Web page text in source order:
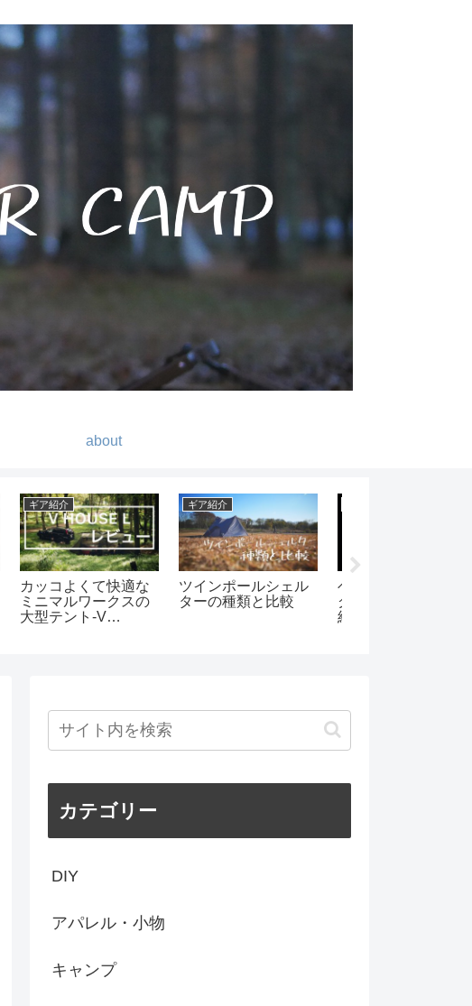
about
DIY
ガス缶(OD缶)カバー
をレザークラフトで
自作
ギア紹介
2019年買って良かっ
たものランキング
カテゴリー
DIY
アパレル・小物
キャンプ